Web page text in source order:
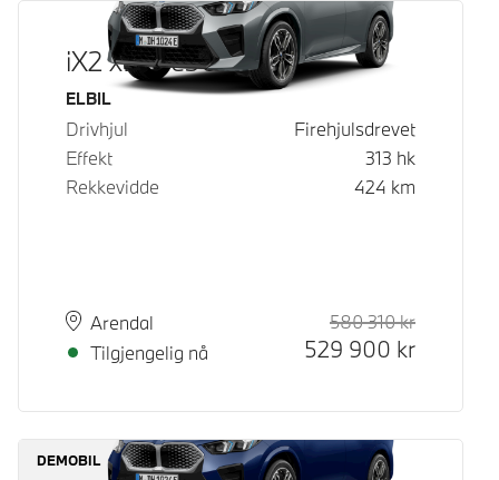
iX2 xDrive30
Drivstoff
ELBIL
Drivhjul
Firehjulsdrevet
Effekt
313 hk
Rekkevidde
424 km
PlassArendal
Leveringstid
Tilgjengelig nå
580 310kr
529 900 kr
DEMOBIL